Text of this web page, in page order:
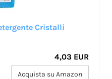
Cristalli
4,03 EUR
Acquista su Amazon